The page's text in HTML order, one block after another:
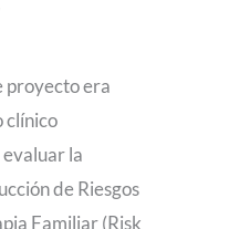
proyecto era
clínico
la
de Riesgos
Familiar (Risk